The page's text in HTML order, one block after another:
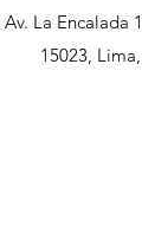
Av. La Encalada
15023,